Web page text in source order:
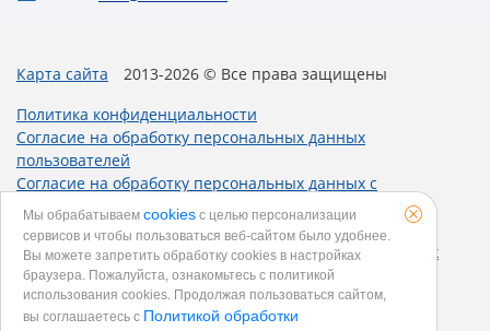
Карта сайта
2013-2026 © Все права защищены
Политика конфиденциальности
Согласие на обработку персональных данных
пользователей
Согласие на обработку персональных данных с
использованием метрических программ
Политика использования cookies
Согласие на получение рекламных и информационных
рассылок
Мы обрабатываем cookies с целью персонализации
сервисов и чтобы пользоваться веб-сайтом было удобнее.
Вы можете запретить обработку сookies в настройках
браузера. Пожалуйста, ознакомьтесь с политикой
использования cookies. Продолжая пользоваться сайтом,
вы соглашаетесь с Политикой обработки